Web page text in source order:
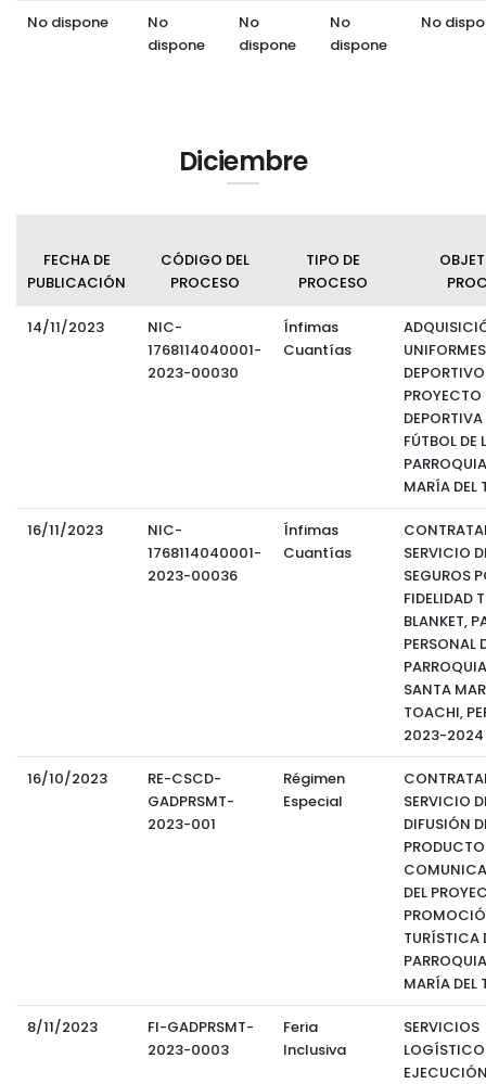
No dispone
No
dispone
No
dispone
No
dispone
No
Diciembre
FECHA DE
PUBLICACIÓN
CÓDIGO DEL
PROCESO
TIPO DE
PROCESO
14/11/2023
NIC-
1768114040001-
2023-00030
Ínfimas
Cuantías
UNIFORMES
PROYECTO
DEPORTIVA
FÚTBOL DE
MARÍA DEL
16/11/2023
NIC-
1768114040001-
2023-00036
Ínfimas
Cuantías
SERVICIO
SEGUROS
FIDELIDAD
BLANKET,
PERSONAL
SANTA
TOACHI,
2023-2024
16/10/2023
RE-CSCD-
GADPRSMT-
2023-001
Régimen
Especial
SERVICIO
DIFUSIÓN
DEL
TURÍSTICA
MARÍA DEL
8/11/2023
FI-GADPRSMT-
2023-0003
Feria
Inclusiva
SERVICIOS